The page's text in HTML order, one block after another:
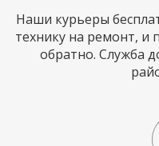
Наши курьеры
технику на ремонт, и
обратно. Служба